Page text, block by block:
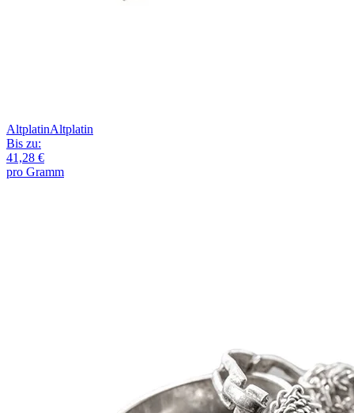
AltplatinAltplatin
Bis zu:
41,28 €
pro Gramm